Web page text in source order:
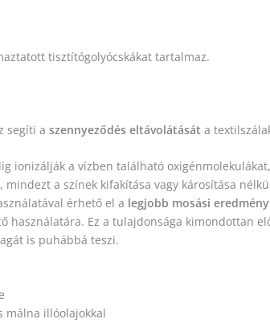
tisztítógolyócskákat tartalmaz.
segíti a szennyeződés eltávolátását a
ionizálják a vízben található
a színek kifakítása vagy károsítása
érhető el a legjobb mosási eredmény
használatára. Ez a tulajdonsága kimondottan
is puhábbá teszi.
málna illóolajokkal